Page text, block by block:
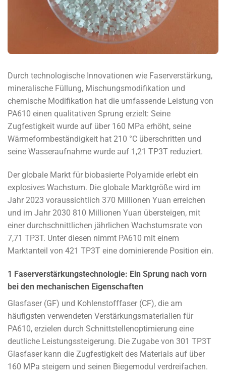
Durch technologische Innovationen wie Faserverstärkung,
mineralische Füllung, Mischungsmodifikation und
chemische Modifikation hat die umfassende Leistung von
PA610 einen qualitativen Sprung erzielt: Seine
Zugfestigkeit wurde auf über 160 MPa erhöht, seine
Wärmeformbeständigkeit hat 210 °C überschritten und
seine Wasseraufnahme wurde auf 1,21 TP3T reduziert.
Der globale Markt für biobasierte Polyamide erlebt ein
explosives Wachstum. Die globale Marktgröße wird im
Jahr 2023 voraussichtlich 370 Millionen Yuan erreichen
und im Jahr 2030 810 Millionen Yuan übersteigen, mit
einer durchschnittlichen jährlichen Wachstumsrate von
7,71 TP3T. Unter diesen nimmt PA610 mit einem
Marktanteil von 421 TP3T eine dominierende Position ein.
1 Faserverstärkungstechnologie: Ein Sprung nach vorn
bei den mechanischen Eigenschaften
Glasfaser (GF) und Kohlenstofffaser (CF), die am
häufigsten verwendeten Verstärkungsmaterialien für
PA610, erzielen durch Schnittstellenoptimierung eine
deutliche Leistungssteigerung. Die Zugabe von 301 TP3T
Glasfaser kann die Zugfestigkeit des Materials auf über
160 MPa steigern und seinen Biegemodul verdreifachen.